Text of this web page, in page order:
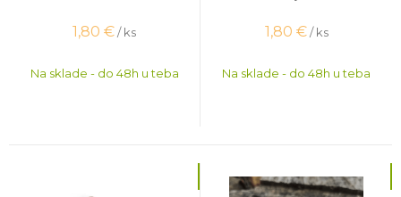
1,80 €/ ks
Na sklade - do 48h u teba
1,80 € / ks
Na sklade - do 48h u teba